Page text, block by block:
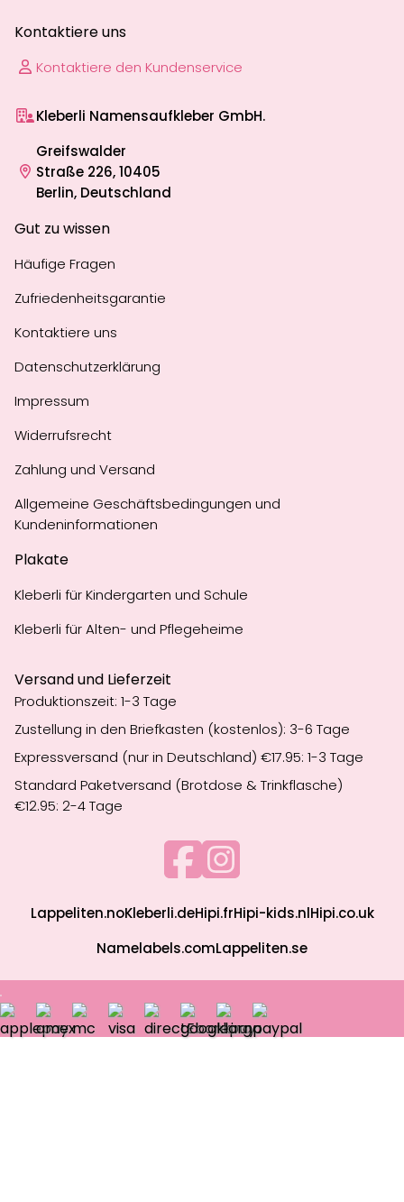
Kontaktiere uns
Kontaktiere den Kundenservice
Kleberli Namensaufkleber GmbH.
Greifswalder
Straße 226, 10405
Berlin, Deutschland
Gut zu wissen
Häufige Fragen
Zufriedenheitsgarantie
Kontaktiere uns
Datenschutzerklärung
Impressum
Widerrufsrecht
Zahlung und Versand
Allgemeine Geschäftsbedingungen und
Kundeninformationen
Plakate
Kleberli für Kindergarten und Schule
Kleberli für Alten- und Pflegeheime
Versand und Lieferzeit
Produktionszeit: 1-3 Tage
Zustellung in den Briefkasten (kostenlos): 3-6 Tage
Expressversand (nur in Deutschland) €17.95: 1-3 Tage
Standard Paketversand (Brotdose & Trinkflasche)
€12.95: 2-4 Tage
Lappeliten.noKleberli.deHipi.frHipi-kids.nlHipi.co.uk
Namelabels.comLappeliten.se